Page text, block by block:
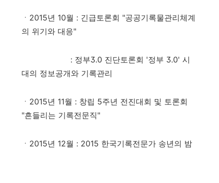
ㆍ2015년 10월 : 긴급토론회 "공공기록물관리체계
의 위기와 대응"
: 정부3.0 진단토론회 '정부 3.0' 시
대의 정보공개와 기록관리
ㆍ2015년 11월 : 창립 5주년 전진대회 및 토론회
"흔들리는 기록전문직"
ㆍ2015년 12월 : 2015 한국기록전문가 송년의 밤